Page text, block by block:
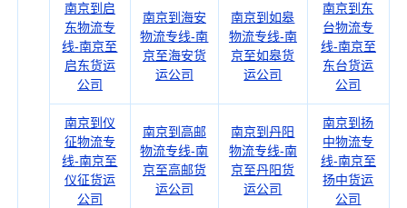
南京到启
东物流专
线-南京至
启东货运
公司
南京到海安
物流专线-南
京至海安货
运公司
南京到如皋
物流专线-南
京至如皋货
运公司
南京到东
台物流专
线-南京至
东台货运
公司
南京到仪
征物流专
线-南京至
仪征货运
公司
南京到高邮
物流专线-南
京至高邮货
运公司
南京到丹阳
物流专线-南
京至丹阳货
运公司
南京到扬
中物流专
线-南京至
扬中货运
公司